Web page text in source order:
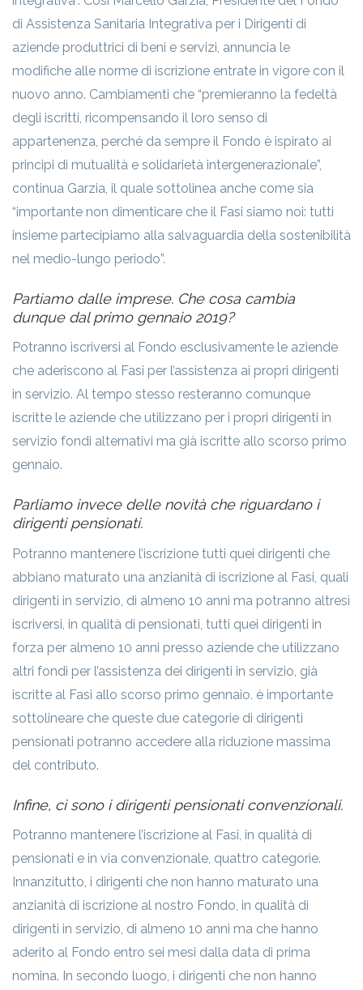
di Assistenza Sanitaria Integrativa per i Dirigenti di
aziende produttrici di beni e servizi, annuncia le
modifiche alle norme di iscrizione entrate in vigore con il
nuovo anno. Cambiamenti che “premieranno la fedeltà
degli iscritti, ricompensando il loro senso di
appartenenza, perché da sempre il Fondo è ispirato ai
principi di mutualità e solidarietà intergenerazionale”,
continua Garzia, il quale sottolinea anche come sia
“importante non dimenticare che il Fasi siamo noi: tutti
insieme partecipiamo alla salvaguardia della sostenibilità
nel medio-lungo periodo”.
Partiamo dalle imprese. Che cosa cambia
dunque dal primo gennaio 2019?
Potranno iscriversi al Fondo esclusivamente le aziende
che aderiscono al Fasi per l’assistenza ai propri dirigenti
in servizio. Al tempo stesso resteranno comunque
iscritte le aziende che utilizzano per i propri dirigenti in
servizio fondi alternativi ma già iscritte allo scorso primo
gennaio.
Parliamo invece delle novità che riguardano i
dirigenti pensionati.
Potranno mantenere l’iscrizione tutti quei dirigenti che
abbiano maturato una anzianità di iscrizione al Fasi, quali
dirigenti in servizio, di almeno 10 anni ma potranno altresì
iscriversi, in qualità di pensionati, tutti quei dirigenti in
forza per almeno 10 anni presso aziende che utilizzano
altri fondi per l’assistenza dei dirigenti in servizio, già
iscritte al Fasi allo scorso primo gennaio. è importante
sottolineare che queste due categorie di dirigenti
pensionati potranno accedere alla riduzione massima
del contributo.
Infine, ci sono i dirigenti pensionati convenzionali.
Potranno mantenere l’iscrizione al Fasi, in qualità di
pensionati e in via convenzionale, quattro categorie.
Innanzitutto, i dirigenti che non hanno maturato una
anzianità di iscrizione al nostro Fondo, in qualità di
dirigenti in servizio, di almeno 10 anni ma che hanno
aderito al Fondo entro sei mesi dalla data di prima
nomina. In secondo luogo, i dirigenti che non hanno